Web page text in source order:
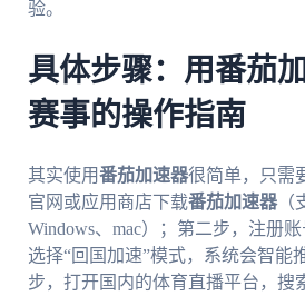
验。
具体步骤：用番茄
赛事的操作指南
其实使用番茄加速器很简单，只需
官网或应用商店下载番茄加速器（
Windows、mac）；第二步，注册
选择“回国加速”模式，系统会智能
步，打开国内的体育直播平台，搜